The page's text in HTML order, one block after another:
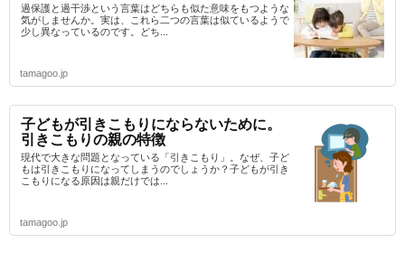
過保護と過干渉という言葉はどちらも似た意味をもつような
気がしませんか。実は、これら二つの言葉は似ているようで
少し異なっているのです。どち...
tamagoo.jp
子どもが引きこもりにならないために。
引きこもりの親の特徴
現代で大きな問題となっている「引きこもり」。なぜ、子ど
もは引きこもりになってしまうのでしょうか？子どもが引き
こもりになる原因は親だけでは...
tamagoo.jp